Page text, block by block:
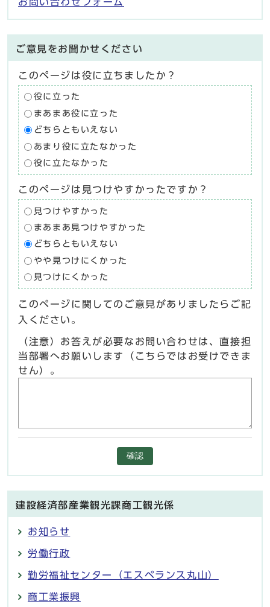
ご意見をお聞かせください
このページは役に立ちましたか？
役に立った
まあまあ役に立った
どちらともいえない
あまり役に立たなかった
役に立たなかった
このページは見つけやすかったですか？
見つけやすかった
まあまあ見つけやすかった
どちらともいえない
やや見つけにくかった
見つけにくかった
このページに関してのご意見がありましたらご記
入ください。
（注意）お答えが必要なお問い合わせは、直接担
当部署へお願いします（こちらではお受けできま
せん）。
確認
建設経済部産業観光課商工観光係
お知らせ
労働行政
勤労福祉センター（エスペランス丸山）
商工業振興